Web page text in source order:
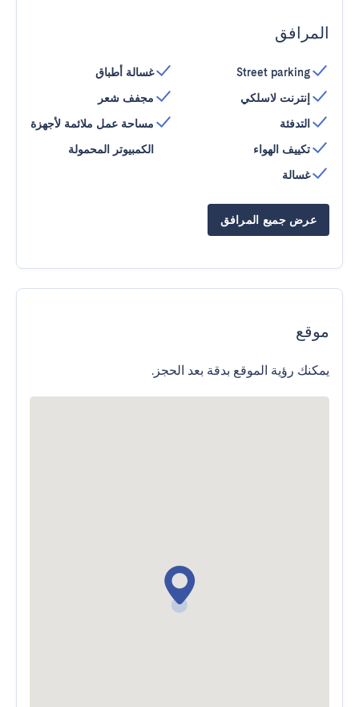
المرافق
Street parking
إنترنت لاسلكي
التدفئة
تكييف الهواء
غسالة
غسالة أطباق
مجفف شعر
مساحة عمل ملائمة لأجهزة
الكمبيوتر المحمولة
عرض جميع المرافق
موقع
يمكنك رؤية الموقع بدقة بعد الحجز.